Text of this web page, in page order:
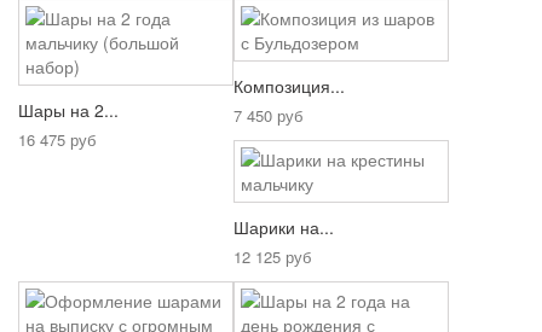
Шары на 2...
16 475 руб
Композиция...
7 450 руб
Шарики на...
12 125 руб